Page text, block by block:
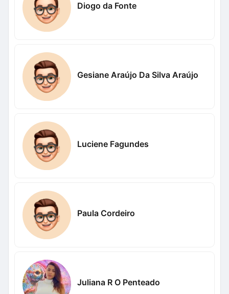
Diogo da Fonte
Gesiane Araújo Da Silva Araújo
Luciene Fagundes
Paula Cordeiro
Juliana R O Penteado